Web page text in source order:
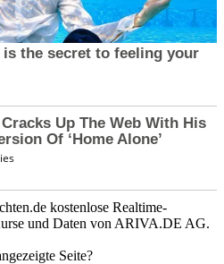
kostenlose Realtime-
und Daten von ARIVA.DE AG.
Seite?